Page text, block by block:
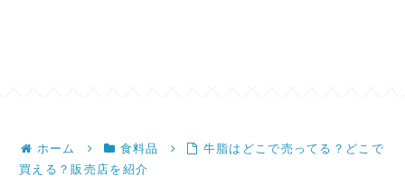
ホーム 食料品
牛脂はどこで売ってる？どこで
買える？販売店を紹介